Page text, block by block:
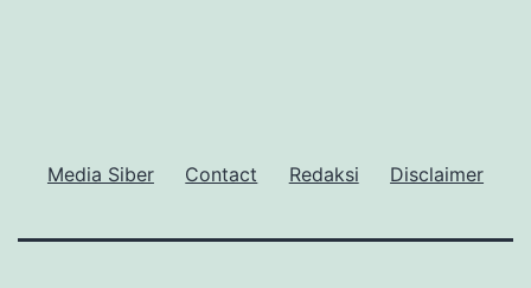
Media Siber Contact Redaksi Disclaimer